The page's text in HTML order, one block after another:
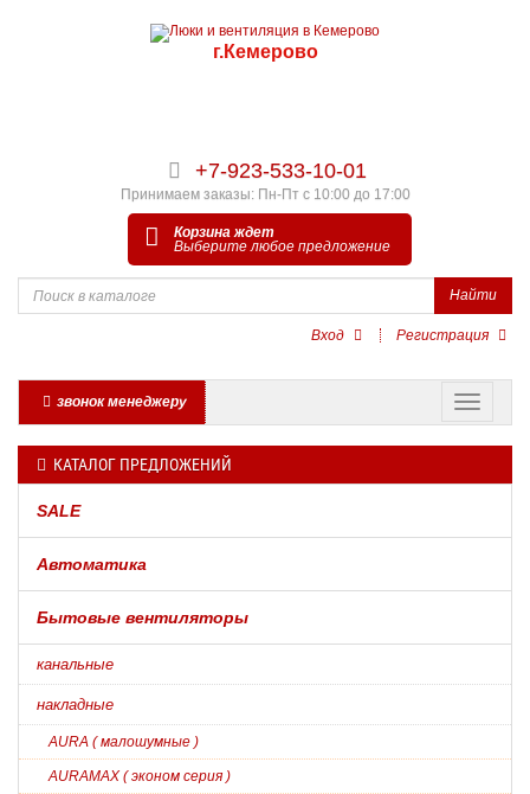
г.Кемерово
+7-923-533-10-01
Принимаем заказы: Пн-Пт с 10:00 до 17:00
Корзина ждет
Выберите любое предложение
Найти
Вход Регистрация
звонок менеджеру
КАТАЛОГ ПРЕДЛОЖЕНИЙ
SALE
Автоматика
Бытовые вентиляторы
канальные
накладные
AURA ( малошумные )
AURAMAX ( эконом серия )